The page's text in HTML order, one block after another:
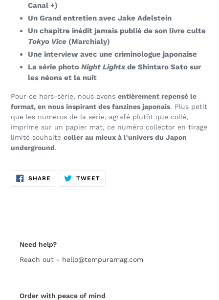
Canal +)
Un Grand entretien avec Jake Adelstein
Un chapitre inédit jamais publié de son livre culte
Tokyo Vice (Marchialy)
Une interview avec une criminologue japonaise
La série photo Night Lights de Shintaro Sato sur
les néons et la nuit
Pour ce hors-série, nous avons entièrement repensé le
format, en nous inspirant des fanzines japonais. Plus petit
que les numéros de la série, agrafé plutôt que collé,
imprimé sur un papier mat, ce numéro collector en tirage
limité souhaite coller au mieux à l'univers du Japon
underground.
SHARE SHARE
TWEETTWEET
Need help?
Reach out - hello@tempuramag.com
Order with peace of mind